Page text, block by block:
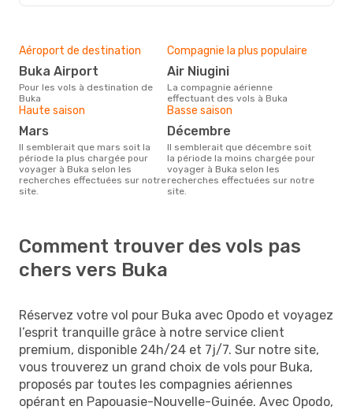
Aéroport de destination
Buka Airport
Pour les vols à destination de
Buka
Compagnie la plus populaire
Air Niugini
La compagnie aérienne
effectuant des vols à Buka
Haute saison
mars
Il semblerait que mars soit la
période la plus chargée pour
voyager à Buka selon les
recherches effectuées sur notre
site.
Basse saison
décembre
Il semblerait que décembre soit
la période la moins chargée pour
voyager à Buka selon les
recherches effectuées sur notre
site.
Comment trouver des vols pas
chers vers Buka
Réservez votre vol pour Buka avec Opodo et voyagez
l’esprit tranquille grâce à notre service client
premium, disponible 24h/24 et 7j/7. Sur notre site,
vous trouverez un grand choix de vols pour Buka,
proposés par toutes les compagnies aériennes
opérant en Papouasie-Nouvelle-Guinée. Avec Opodo,